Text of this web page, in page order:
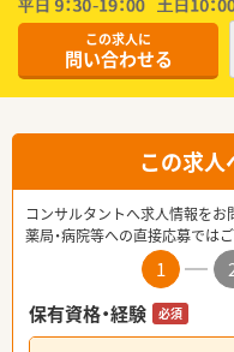
この求人に
問い合わせる
この求
コンサルタントへ求人情報をお
薬局・病院等への直接応募では
1
保有資格・経験
必須